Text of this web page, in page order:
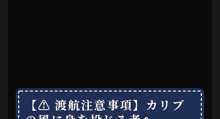
【⚠ 渡航注意事項】カリブ